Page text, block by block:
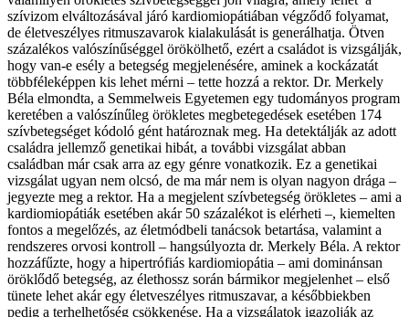
szívizom elváltozásával járó kardiomiopátiában végződő folyamat,
de életveszélyes ritmuszavarok kialakulását is generálhatja. Ötven
százalékos valószínűséggel örökölhető, ezért a családot is vizsgálják,
hogy van-e esély a betegség megjelenésére, aminek a kockázatát
többféleképpen kis lehet mérni – tette hozzá a rektor. Dr. Merkely
Béla elmondta, a Semmelweis Egyetemen egy tudományos program
keretében a valószínűleg örökletes megbetegedések esetében 174
szívbetegséget kódoló gént határoznak meg. Ha detektálják az adott
családra jellemző genetikai hibát, a további vizsgálat abban
családban már csak arra az egy génre vonatkozik. Ez a genetikai
vizsgálat ugyan nem olcsó, de ma már nem is olyan nagyon drága –
jegyezte meg a rektor. Ha a megjelent szívbetegség örökletes – ami a
kardiomiopátiák esetében akár 50 százalékot is elérheti –, kiemelten
fontos a megelőzés, az életmódbeli tanácsok betartása, valamint a
rendszeres orvosi kontroll – hangsúlyozta dr. Merkely Béla. A rektor
hozzáfűzte, hogy a hipertrófiás kardiomiopátia – ami dominánsan
öröklődő betegség, az élethossz során bármikor megjelenhet – első
tünete lehet akár egy életveszélyes ritmuszavar, a későbbiekben
pedig a terhelhetőség csökkenése. Ha a vizsgálatok igazolják az